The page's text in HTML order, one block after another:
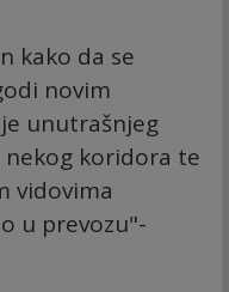
kako da se
novim
unutrašnjeg
koridora te
vidovima
u prevozu"-